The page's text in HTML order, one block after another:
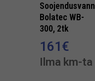
Soojendusvann
Bolatec WB-
300, 2tk
161€
Ilma km-ta